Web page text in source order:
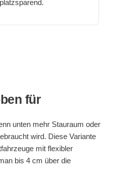
für
unten mehr Stauraum oder
wird. Diese Variante
mit flexibler
bis 4 cm über die